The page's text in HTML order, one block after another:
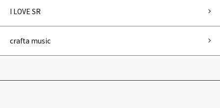
I LOVE SR
crafta music